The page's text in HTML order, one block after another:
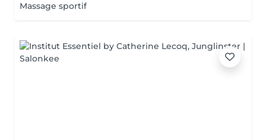
Massage sportif